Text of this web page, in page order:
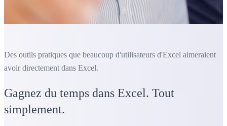
Des outils pratiques que beaucoup d'utilisateurs d'Excel aimeraient
avoir directement dans Excel.
Gagnez du temps dans Excel. Tout
simplement.